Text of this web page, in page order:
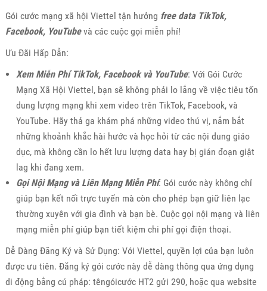
Gói cước mạng xã hội Viettel tận hưởng free data TikTok,
Facebook, YouTubevà các cuộc gọi miễn phí!
Ưu Đãi Hấp Dẫn:
Xem Miễn Phí TikTok, Facebook và YouTube: Với Gói Cước
Mạng Xã Hội Viettel, bạn sẽ không phải lo lắng về việc tiêu tốn
dung lượng mạng khi xem video trên TikTok, Facebook, và
YouTube. Hãy thả ga khám phá những video thú vị, nắm bắt
những khoảnh khắc hài hước và học hỏi từ các nội dung giáo
dục, mà không cần lo hết lưu lượng data hay bị gián đoạn giật
lag khi đang xem.
Gọi Nội Mạng và Liên Mạng Miễn Phí: Gói cước này không chỉ
giúp bạn kết nối trực tuyến mà còn cho phép bạn giữ liên lạc
thường xuyên với gia đình và bạn bè. Cuộc gọi nội mạng và liên
mạng miễn phí giúp bạn tiết kiệm chi phí gọi điện thoại.
Dễ Dàng Đăng Ký và Sử Dụng: Với Viettel, quyền lợi của bạn luôn
được ưu tiên. Đăng ký gói cước này dễ dàng thông qua ứng dụng
di động bằng cú pháp: têngóicước HT2 gửi 290, hoặc qua website